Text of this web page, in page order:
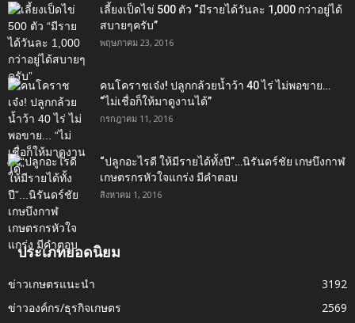
เลี้ยงเป็ดไข่ 500 ตัว “มีรายได้วันละ 1,000 กว่าอยู่ได้
สบายๆครับ”
พฤษภาคม 23, 2016
คนโคราชเจ๋ง! ปลูกกล้วยน้ำว้า 40 ไร่ ไม่พอขาย…
“ไม่เชื่อก็ให้มาดูงานได้”‬
กรกฎาคม 11, 2016
“ปลูกอะไรดี ให้มีรายได้ทั้งปี”…นิรันดร์ชัย เกษบึงกาฬ
เกษตรกรหัวใจแกร่ง มีคำตอบ
สิงหาคม 1, 2016
ประเภทยอดนิยม
ข่าวเกษตรแนะนำ
3192
ข่าวองค์กร/ธุรกิจเกษตร
2569